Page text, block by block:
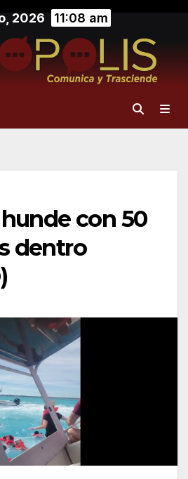
2026 11:08 am
con 50
dentro